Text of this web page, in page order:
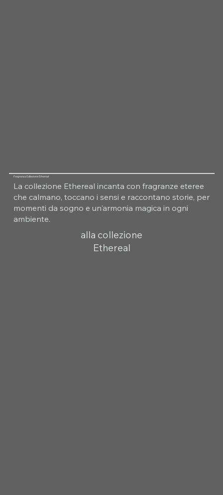
Fragranza Collezione Ethereal
La collezione Ethereal incanta con fragranze eteree
che calmano, toccano i sensi e raccontano storie, per
momenti da sogno e un'armonia magica in ogni
ambiente.
alla collezione
Ethereal